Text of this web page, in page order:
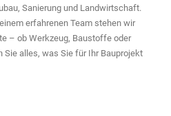
Sanierung und Landwirtschaft.
erfahrenen Team stehen wir
– ob Werkzeug, Baustoffe oder
Sie alles, was Sie für Ihr Bauprojekt